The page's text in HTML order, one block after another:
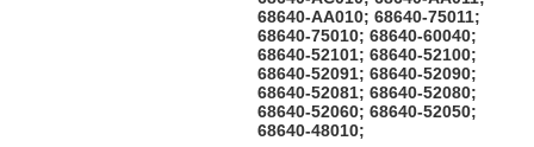
68640-AA010; 68640-75011;
68640-75010; 68640-60040;
68640-52101; 68640-52100;
68640-52091; 68640-52090;
68640-52081; 68640-52080;
68640-52060; 68640-52050;
68640-48010;